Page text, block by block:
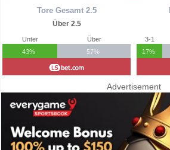
Tore Gesamt 2.5
Über 2.5
Unter
43%
Über
57%
3-1
17%
Advertisement